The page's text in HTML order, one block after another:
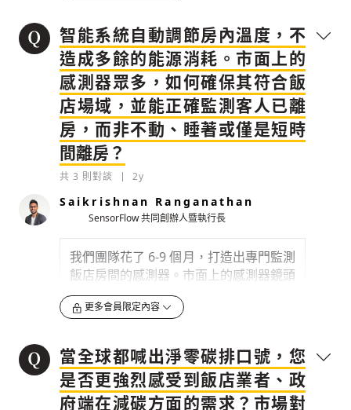
0 2y
檢舉留言
浪費來自客房。
0 2y
檢舉留言
深究後發現，每個房客通常會拿到 2 張
房卡。有高達 54% 比例就算離開房間，
客人仍會在鑰匙槽留下第 2 張卡，讓房
內的電力繼續運作，否則就無法幫手機、
筆記型電腦等設備充電，且人通常在付錢
要任意使用。
創新方法來解決此問題，我跟 Max 的強
項在於 IoT 領域，智慧建築也是社會中相
的 AIoT 系統，降低旅館不必要的支出，
同時提升能源效率並加以節能
0 2y
檢舉留言
SensorFlow 目前有兩套系統，一個是智能管
智能系統自動調節房內溫度，不
造成多餘的能源消耗。市面上的
感測器眾多，如何確保其符合飯
店場域，並能正確監測客人已離
房，而非不動、睡著或僅是短時
間離房？
共 3 則對談 2y
Saikrishnan Ranganathan
SensorFlow 共同創辦人暨執行長
我們團隊花了 6-9 個月，打造出專門監測
飯店房間的感測器。市面上的感測器鏡頭
很大，看起來像一台相機，不是很美觀，
而且是磁吸式接觸感測，不適用各飯店房
板上就像煙霧偵測器，完美跟房間其他裝
潢融合，因為用雷達偵測，適用於折疊
門、口袋門（pocket door）、拉門、木
門等各種類型，可準確偵測門是否打開。
更多會員限定內容
當全球都喊出淨零碳排口號，您
是否更強烈感受到飯店業者、政
府端在減碳方面的需求？市場對